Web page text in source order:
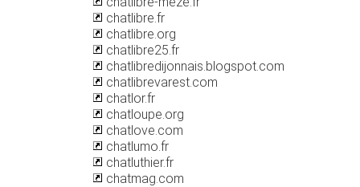
chatlibre.fr
chatlibre.org
chatlibre25.fr
chatlibredijonnais.blogspot.com
chatlibrevarest.com
chatlor.fr
chatloupe.org
chatlove.com
chatlumo.fr
chatluthier.fr
chatmag.com